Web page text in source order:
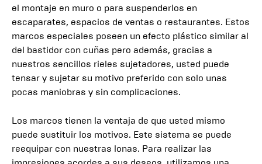
el montaje en muro o para suspenderlos en
escaparates, espacios de ventas o restaurantes. Estos
marcos especiales poseen un efecto plástico similar al
del bastidor con cuñas pero además, gracias a
nuestros sencillos rieles sujetadores, usted puede
tensar y sujetar su motivo preferido con solo unas
pocas maniobras y sin complicaciones.
Los marcos tienen la ventaja de que usted mismo
puede sustituir los motivos. Este sistema se puede
reequipar con nuestras lonas. Para realizar las